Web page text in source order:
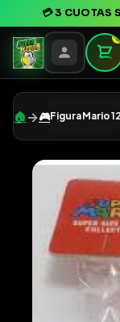
💳3 CUOTAS
0
🏠 →🎮Figura Mario